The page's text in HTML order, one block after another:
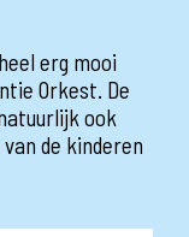
erg mooi
Orkest. De
ook
de kinderen